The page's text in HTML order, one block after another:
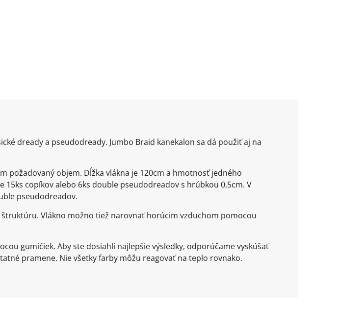
dready a pseudodready. Jumbo Braid kanekalon sa dá použiť aj na
požadovaný objem. Dĺžka vlákna je 120cm a hmotnosť jedného
copíkov alebo 6ks double pseudodreadov s hrúbkou 0,5cm. V
pseudodreadov.
Vlákno možno tiež narovnať horúcim vzduchom pomocou
gumičiek. Aby ste dosiahli najlepšie výsledky, odporúčame vyskúšať
pramene. Nie všetky farby môžu reagovať na teplo rovnako.